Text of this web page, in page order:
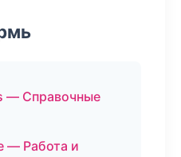
— Справочные
— Работа и